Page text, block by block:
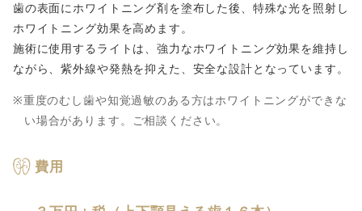
歯の表面にホワイトニング剤を塗布した後、特殊な光を照射し
ホワイトニング効果を高めます。
施術に使用するライトは、強力なホワイトニング効果を維持し
ながら、紫外線や発熱を抑えた、安全な設計となっています。
重度のむし歯や知覚過敏のある方はホワイトニングができな
い場合があります。ご相談ください。
費用